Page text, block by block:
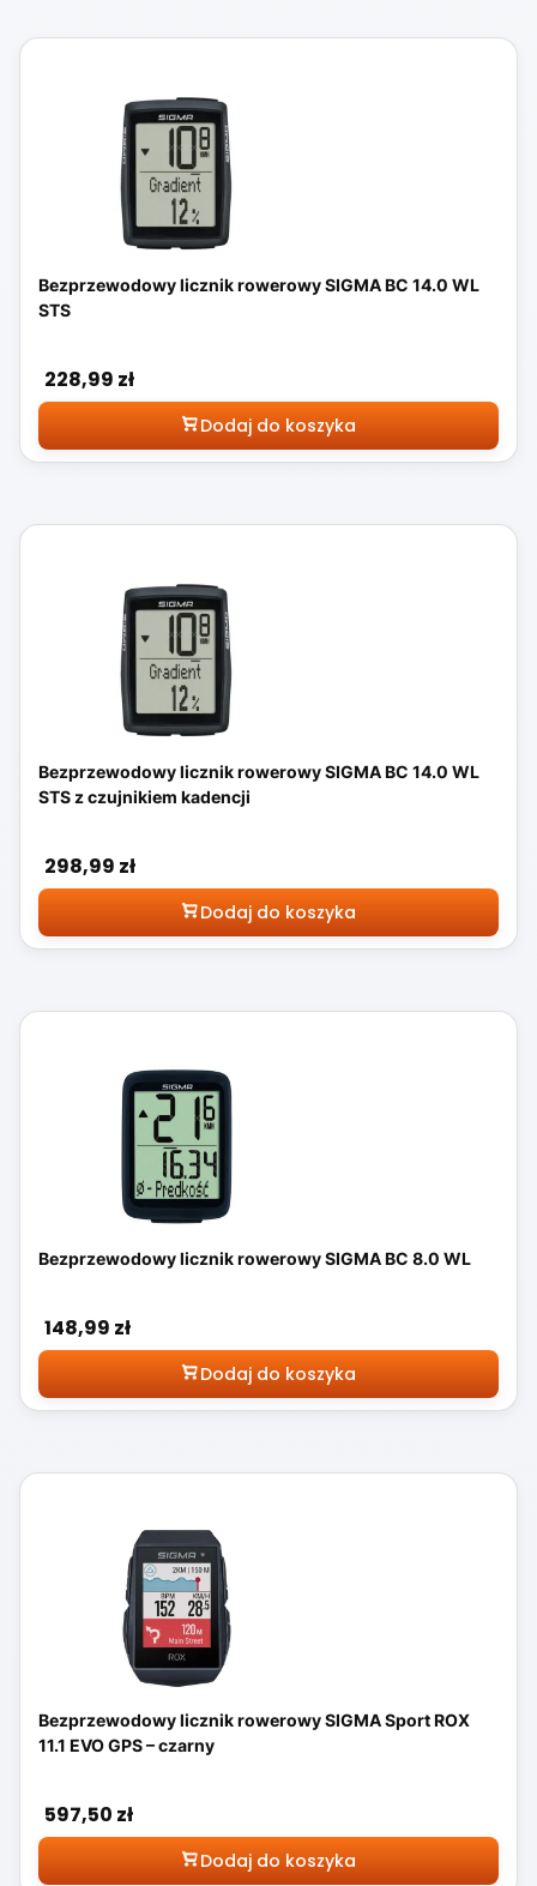
Bezprzewodowy licznik rowerowy SIGMA BC 14.0 WL
STS
Cena
228,99 zł
Dodaj do koszyka
Bezprzewodowy licznik rowerowy SIGMA BC 14.0 WL
STS z czujnikiem kadencji
Cena
298,99 zł
Dodaj do koszyka
Bezprzewodowy licznik rowerowy SIGMA BC 8.0 WL
Cena
148,99 zł
Dodaj do koszyka
Bezprzewodowy licznik rowerowy SIGMA Sport ROX
11.1 EVO GPS – czarny
Cena
597,50 zł
Dodaj do koszyka